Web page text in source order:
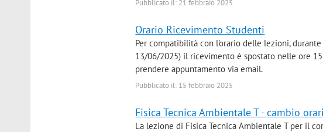
Pubblicato il: 21 febbraio 2025
Orario Ricevimento Studenti
Per compatibilità con l'orario delle lezioni,
13/06/2025) il ricevimento è spostato nelle ore
prendere appuntamento via email.
Pubblicato il: 15 febbraio 2025
Fisica Tecnica Ambientale T - cambio
La lezione di Fisica Tecnica Ambientale T per il